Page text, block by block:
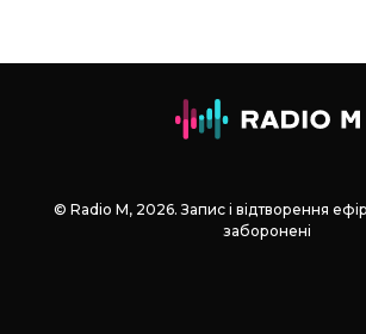
© Radio М, 2026. Запис і відтворення
заборонені